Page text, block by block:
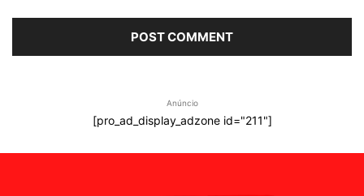
Anúncio
[pro_ad_display_adzone id="211"]